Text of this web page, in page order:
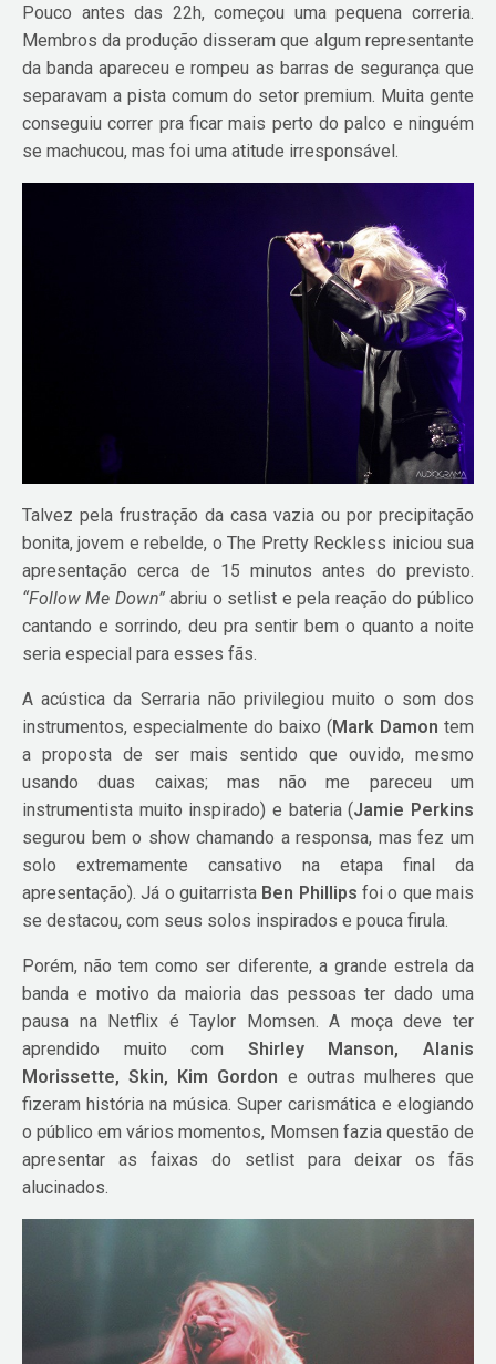
Pouco antes das 22h, começou uma pequena correria.
Membros da produção disseram que algum representante
da banda apareceu e rompeu as barras de segurança que
separavam a pista comum do setor premium. Muita gente
conseguiu correr pra ficar mais perto do palco e ninguém
se machucou, mas foi uma atitude irresponsável.
Talvez pela frustração da casa vazia ou por precipitação
bonita, jovem e rebelde, o The Pretty Reckless iniciou sua
apresentação cerca de 15 minutos antes do previsto.
“Follow Me Down” abriu o setlist e pela reação do público
cantando e sorrindo, deu pra sentir bem o quanto a noite
seria especial para esses fãs.
A acústica da Serraria não privilegiou muito o som dos
instrumentos, especialmente do baixo (Mark Damon tem
a proposta de ser mais sentido que ouvido, mesmo
usando duas caixas; mas não me pareceu um
instrumentista muito inspirado) e bateria (Jamie Perkins
segurou bem o show chamando a responsa, mas fez um
solo extremamente cansativo na etapa final da
apresentação). Já o guitarrista Ben Phillips foi o que mais
se destacou, com seus solos inspirados e pouca firula.
Porém, não tem como ser diferente, a grande estrela da
banda e motivo da maioria das pessoas ter dado uma
pausa na Netflix é Taylor Momsen. A moça deve ter
aprendido muito com Shirley Manson, Alanis
Morissette, Skin, Kim Gordon e outras mulheres que
fizeram história na música. Super carismática e elogiando
o público em vários momentos, Momsen fazia questão de
apresentar as faixas do setlist para deixar os fãs
alucinados.